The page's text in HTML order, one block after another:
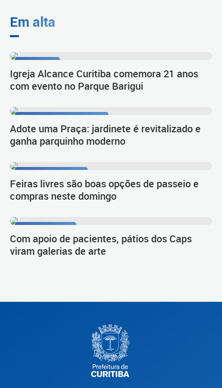
Em alta
Igreja Alcance Curitiba comemora 21 anos
com evento no Parque Barigui
Adote uma Praça: jardinete é revitalizado e
ganha parquinho moderno
Feiras livres são boas opções de passeio e
compras neste domingo
Com apoio de pacientes, pátios dos Caps
viram galerias de arte